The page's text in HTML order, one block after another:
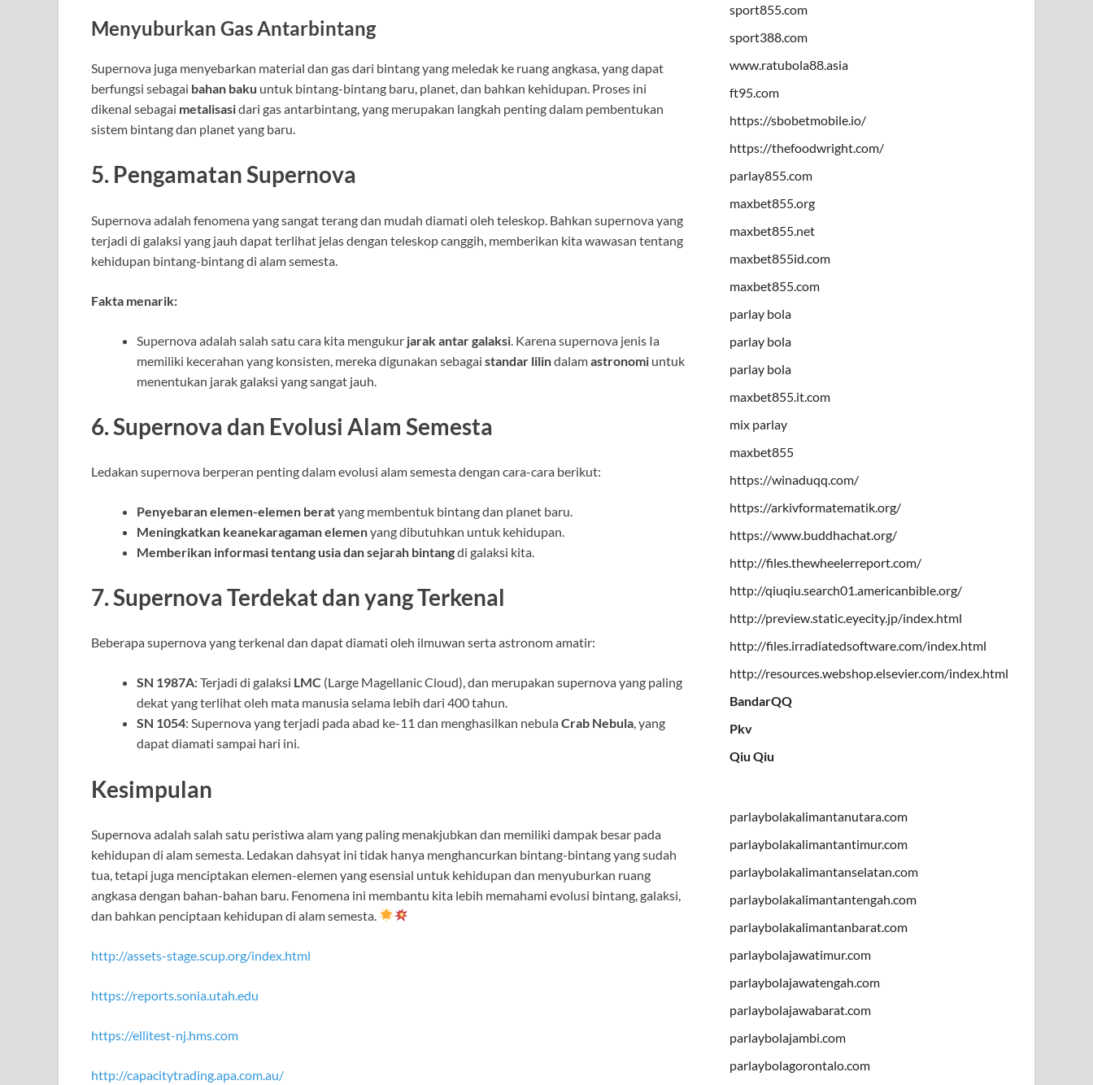
Menyuburkan Gas Antarbintang
Supernova juga menyebarkan material dan gas dari bintang yang meledak ke ruang angkasa, yang dapat
berfungsi sebagai bahan baku untuk bintang-bintang baru, planet, dan bahkan kehidupan. Proses ini
dikenal sebagai metalisasidari gas antarbintang, yang merupakan langkah penting dalam pembentukan
sistem bintang dan planet yang baru.
5. Pengamatan Supernova
Supernova adalah fenomena yang sangat terang dan mudah diamati oleh teleskop. Bahkan supernova yang
terjadi di galaksi yang jauh dapat terlihat jelas dengan teleskop canggih, memberikan kita wawasan tentang
kehidupan bintang-bintang di alam semesta.
Fakta menarik:
Supernova adalah salah satu cara kita mengukur jarak antar galaksi . Karena supernova jenis Ia
memiliki kecerahan yang konsisten, mereka digunakan sebagai standar lilindalamastronomi untuk
menentukan jarak galaksi yang sangat jauh.
6. Supernova dan Evolusi Alam Semesta
Ledakan supernova berperan penting dalam evolusi alam semesta dengan cara-cara berikut:
Penyebaran elemen-elemen beratyang membentuk bintang dan planet baru.
Meningkatkan keanekaragaman elemenyang dibutuhkan untuk kehidupan.
Memberikan informasi tentang usia dan sejarah bintangdi galaksi kita.
7. Supernova Terdekat dan yang Terkenal
Beberapa supernova yang terkenal dan dapat diamati oleh ilmuwan serta astronom amatir:
SN 1987A: Terjadi di galaksi LMC (Large Magellanic Cloud), dan merupakan supernova yang paling
dekat yang terlihat oleh mata manusia selama lebih dari 400 tahun.
SN 1054: Supernova yang terjadi pada abad ke-11 dan menghasilkan nebulaCrab Nebula, yang
dapat diamati sampai hari ini.
Kesimpulan
Supernova adalah salah satu peristiwa alam yang paling menakjubkan dan memiliki dampak besar pada
kehidupan di alam semesta. Ledakan dahsyat ini tidak hanya menghancurkan bintang-bintang yang sudah
tua, tetapi juga menciptakan elemen-elemen yang esensial untuk kehidupan dan menyuburkan ruang
angkasa dengan bahan-bahan baru. Fenomena ini membantu kita lebih memahami evolusi bintang, galaksi,
dan bahkan penciptaan kehidupan di alam semesta.
http://assets-stage.scup.org/index.html
https://reports.sonia.utah.edu
https://ellitest-nj.hms.com
http://capacitytrading.apa.com.au/
sport855.com
sport388.com
www.ratubola88.asia
ft95.com
https://sbobetmobile.io/
https://thefoodwright.com/
parlay855.com
maxbet855.org
maxbet855.net
maxbet855id.com
maxbet855.com
parlay bola
parlay bola
parlay bola
maxbet855.it.com
mix parlay
maxbet855
https://winaduqq.com/
https://arkivformatematik.org/
https://www.buddhachat.org/
http://files.thewheelerreport.com/
http://qiuqiu.search01.americanbible.org/
http://preview.static.eyecity.jp/index.html
http://files.irradiatedsoftware.com/index.html
http://resources.webshop.elsevier.com/index.html
BandarQQ
Pkv
Qiu Qiu
parlaybolakalimantanutara.com
parlaybolakalimantantimur.com
parlaybolakalimantanselatan.com
parlaybolakalimantantengah.com
parlaybolakalimantanbarat.com
parlaybolajawatimur.com
parlaybolajawatengah.com
parlaybolajawabarat.com
parlaybolajambi.com
parlaybolagorontalo.com